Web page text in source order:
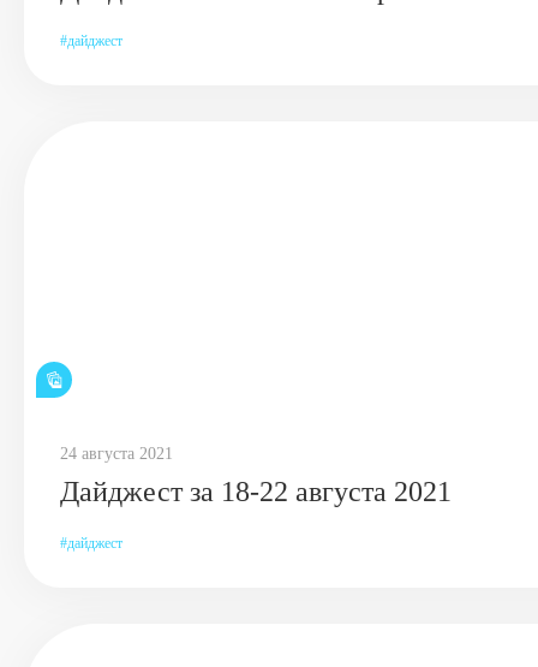
дайджест
24 августа 2021
Дайджест за 18-22 августа 2021
дайджест